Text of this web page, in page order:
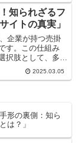
知られざるフ
イトの真実」
企業が持つ売掛
す。この仕組み
択肢として、多く
は、資金...2025.03.05
形の裏側：知ら
は？」